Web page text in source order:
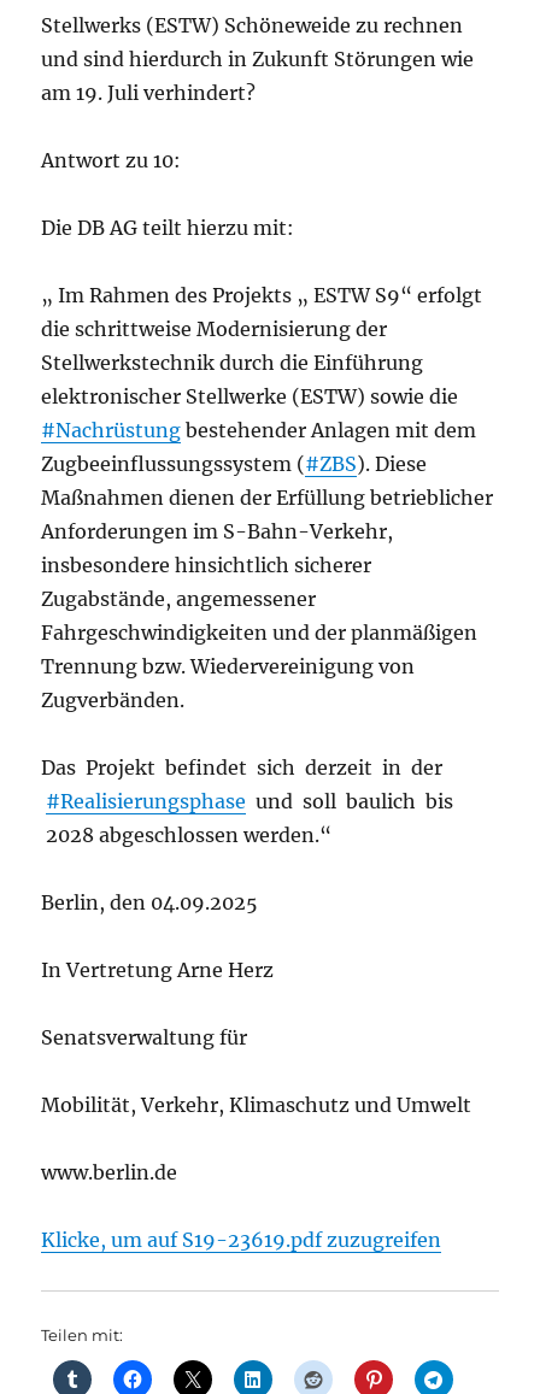
Stellwerks (ESTW) Schöneweide zu rechnen
und sind hierdurch in Zukunft Störungen wie
am 19. Juli verhindert?
Antwort zu 10:
Die DB AG teilt hierzu mit:
„ Im Rahmen des Projekts „ ESTW S9“ erfolgt
die schrittweise Modernisierung der
Stellwerkstechnik durch die Einführung
elektronischer Stellwerke (ESTW) sowie die
#Nachrüstung bestehender Anlagen mit dem
Zugbeeinflussungssystem (#ZBS). Diese
Maßnahmen dienen der Erfüllung betrieblicher
Anforderungen im S-Bahn-Verkehr,
insbesondere hinsichtlich sicherer
Zugabstände, angemessener
Fahrgeschwindigkeiten und der planmäßigen
Trennung bzw. Wiedervereinigung von
Zugverbänden.
Das Projekt befindet sich derzeit in der
#Realisierungsphase und soll baulich bis
2028 abgeschlossen werden.“
Berlin, den 04.09.2025
In Vertretung Arne Herz
Senatsverwaltung für
Mobilität, Verkehr, Klimaschutz und Umwelt
www.berlin.de
Klicke, um auf S19-23619.pdf zuzugreifen
Teilen mit: